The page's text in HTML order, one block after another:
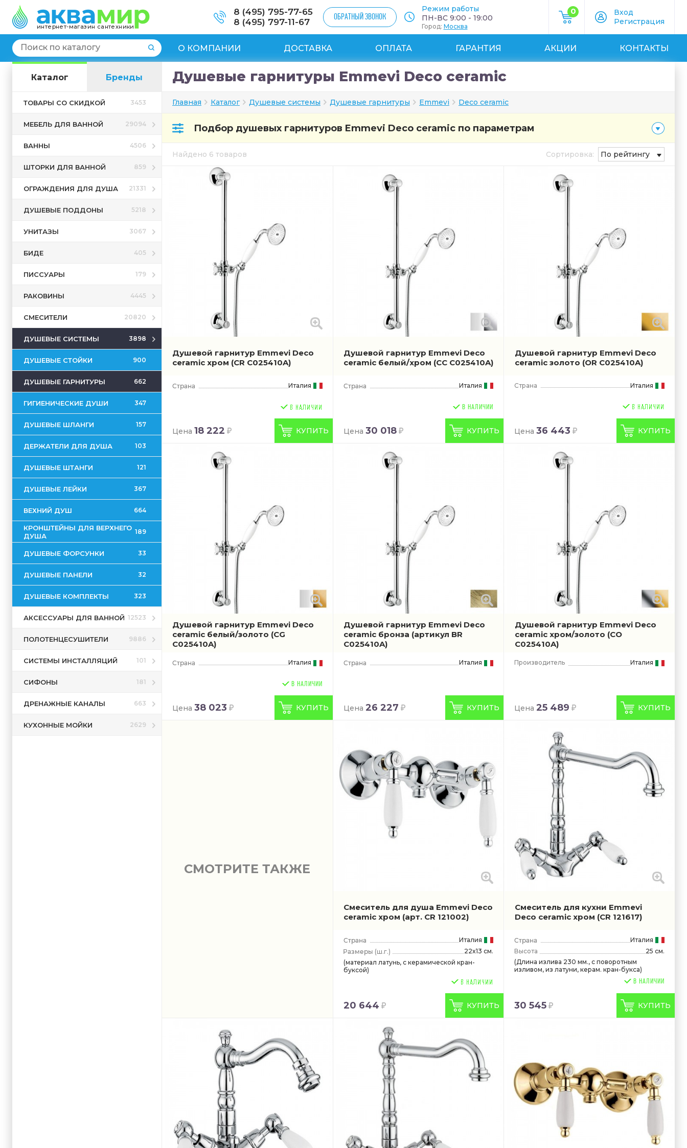
интернет-магазин сантехники
8 (495) 795-77-65
8 (495) 797-11-67
ОБРАТНЫЙ ЗВОНОК
Режим работы
ПН-ВС 9:00 - 19:00
Город: Москва
0
Вход
Регистрация
О КОМПАНИИ ДОСТАВКА ОПЛАТА ГАРАНТИЯ АКЦИИ КОНТАКТЫ
Каталог Бренды
ТОВАРЫ СО СКИДКОЙ 3453
МЕБЕЛЬ ДЛЯ ВАННОЙ 29094
ВАННЫ 4506
ШТОРКИ ДЛЯ ВАННОЙ 859
ОГРАЖДЕНИЯ ДЛЯ ДУША 21331
ДУШЕВЫЕ ПОДДОНЫ 5218
УНИТАЗЫ 3067
БИДЕ 405
ПИССУАРЫ 179
РАКОВИНЫ 4445
СМЕСИТЕЛИ 20820
ДУШЕВЫЕ СИСТЕМЫ 3898
ДУШЕВЫЕ СТОЙКИ 900
ДУШЕВЫЕ ГАРНИТУРЫ 662
ГИГИЕНИЧЕСКИЕ ДУШИ 347
ДУШЕВЫЕ ШЛАНГИ 157
ДЕРЖАТЕЛИ ДЛЯ ДУША 103
ДУШЕВЫЕ ШТАНГИ 121
ДУШЕВЫЕ ЛЕЙКИ 367
ВЕХНИЙ ДУШ 664
КРОНШТЕЙНЫ ДЛЯ ВЕРХНЕГО
ДУША
189
ДУШЕВЫЕ ФОРСУНКИ 33
ДУШЕВЫЕ ПАНЕЛИ 32
ДУШЕВЫЕ КОМПЛЕКТЫ 323
АКСЕССУАРЫ ДЛЯ ВАННОЙ 12523
ПОЛОТЕНЦЕСУШИТЕЛИ 9886
СИСТЕМЫ ИНСТАЛЛЯЦИЙ 101
СИФОНЫ 181
ДРЕНАЖНЫЕ КАНАЛЫ 663
КУХОННЫЕ МОЙКИ 2629
Душевые гарнитуры Emmevi Deco ceramic
Главная Каталог Душевые системы Душевые гарнитуры Emmevi Deco ceramic
Подбор душевых гарнитуров Emmevi Deco ceramic по параметрам
Найдено 6 товаров Сортировка: По рейтингу
Душевой гарнитур Emmevi Deco
ceramic хром (CR C025410A)
Италия
Цена 18 222 КУПИТЬ
Душевой гарнитур Emmevi Deco
ceramic белый/хром (CC C025410A)
Италия
В НАЛИЧИИ
Цена 30 018 КУПИТЬ
Душевой гарнитур Emmevi Deco
ceramic золото (OR C025410A)
Страна Италия
Цена 36 443 КУПИТЬ
Душевой гарнитур Emmevi Deco
ceramic белый/золото (CG
C025410A)
Италия
В НАЛИЧИИ
Цена 38 023 КУПИТЬ
Душевой гарнитур Emmevi Deco
ceramic бронза (артикул BR
C025410A)
Италия
Цена 26 227 КУПИТЬ
Душевой гарнитур Emmevi Deco
ceramic хром/золото (CO
C025410A)
Производитель Италия
Цена 25 489 КУПИТЬ
СМОТРИТЕ ТАКЖЕ
Смеситель для душа Emmevi Deco
ceramic хром (арт. CR 121002)
Италия
(ш.г.)
22x13 см.
(материал латунь, с керамической кран-
буксой)
20 644 КУПИТЬ
Смеситель для кухни Emmevi
Deco ceramic хром (CR 121617)
Италия
Высота
25 см.
(Длина излива 230 мм., с поворотным
изливом, из латуни, керам. кран-букса)
В НАЛИЧИИ
30 545 КУПИТЬ